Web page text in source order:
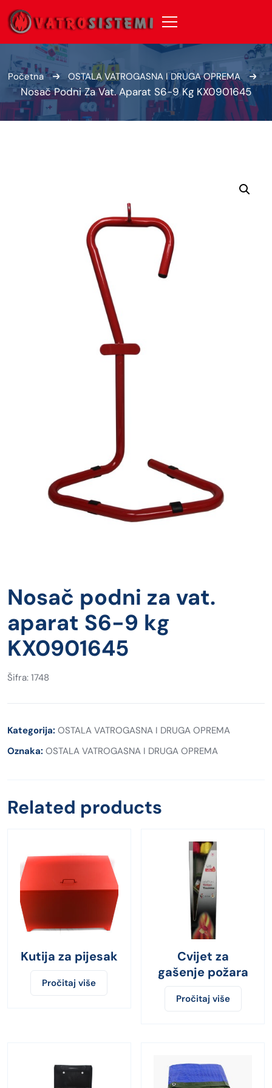
Početna OSTALA VATROGASNA I DRUGA OPREMA
Nosač Podni Za Vat. Aparat S6-9 Kg KX0901645
Nosač podni za vat.
aparat S6-9 kg
KX0901645
Šifra: 1748
Kategorija: OSTALA VATROGASNA I DRUGA OPREMA
Oznaka: OSTALA VATROGASNA I DRUGA OPREMA
Related products
Kutija za pijesak
Pročitaj više
Cvijet za
gašenje požara
Pročitaj više